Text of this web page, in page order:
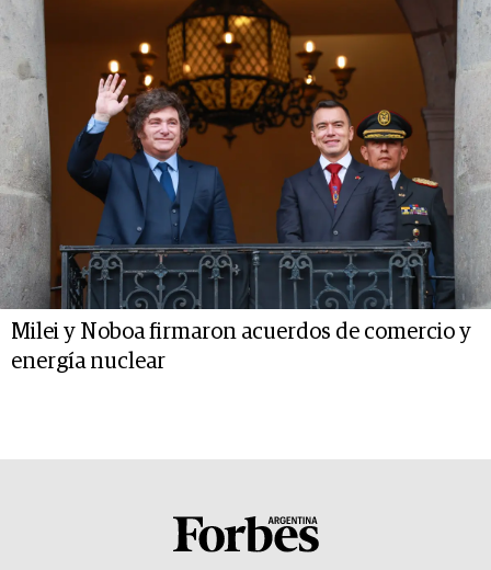
Milei y Noboa firmaron acuerdos de comercio y
energía nuclear